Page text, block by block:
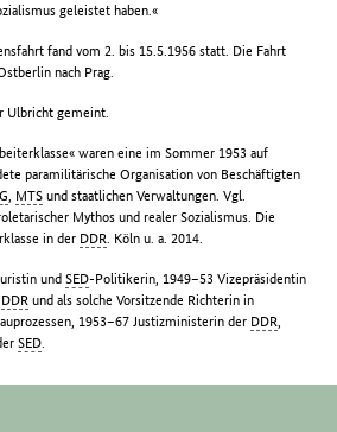
geleistet haben.«
fand vom 2. bis 15.5.1956 statt. Die Fahrt
nach Prag.
Ulbricht gemeint.
waren eine im Sommer 1953 auf
paramilitärische Organisation von Beschäftigten
, MTS und staatlichen Verwaltungen. Vgl.
Mythos und realer Sozialismus. Die
in der DDR. Köln u. a. 2014.
undSED-Politikerin, 1949–53 Vizepräsidentin
DDR und als solche Vorsitzende Richterin in
1953–67 Justizministerin der DDR,
SED.